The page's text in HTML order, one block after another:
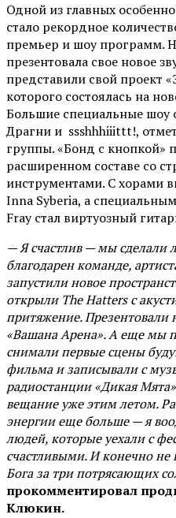
Одной из главных
стало рекордное
премьер и шоу программ.
презентовала свое новое
представили свой проект
которого состоялась на
Большие специальные шоу
Драгни и ssshhhiiittt!,
группы. «Бонд с кнопкой»
расширенном составе со
инструментами. С хорами
Inna Syberia, а
Fray стал виртуозный
— Я счастлив — мы сделали
благодарен команде,
запустили новое
открыли The Hatters с
притяжение. Презентовали
«Вашана Арена». А еще мы
снимали первые сцены
фильма и записывали с
радиостанции «Дикая
вещание уже этим летом.
энергии еще больше — я
людей, которые уехали с
счастливыми. И конечно не
Бога за три потрясающих
прокомментировал
Клюкин.